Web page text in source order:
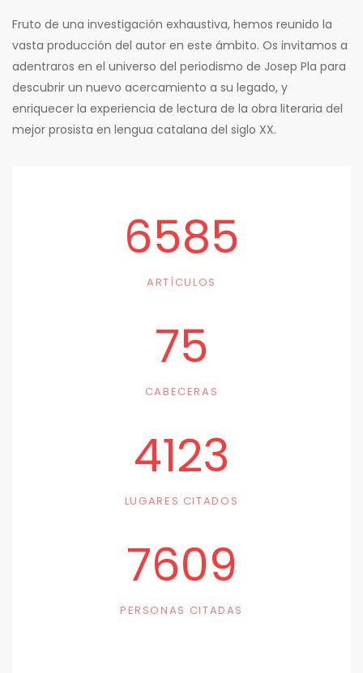
Fruto de una investigación exhaustiva, hemos reunido la
vasta producción del autor en este ámbito. Os invitamos a
adentraros en el universo del periodismo de Josep Pla para
descubrir un nuevo acercamiento a su legado, y
enriquecer la experiencia de lectura de la obra literaria del
mejor prosista en lengua catalana del siglo XX.
6585
ARTÍCULOS
75
CABECERAS
4123
LUGARES CITADOS
7609
PERSONAS CITADAS